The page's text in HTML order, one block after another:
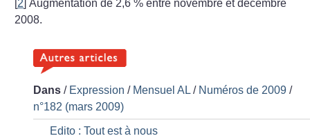
[2]Augmentation de 2,6 % entre novembre et décembre
2008.
Dans / Expression / Mensuel AL / Numéros de 2009 /
n°182 (mars 2009)
Edito : Tout est à nous